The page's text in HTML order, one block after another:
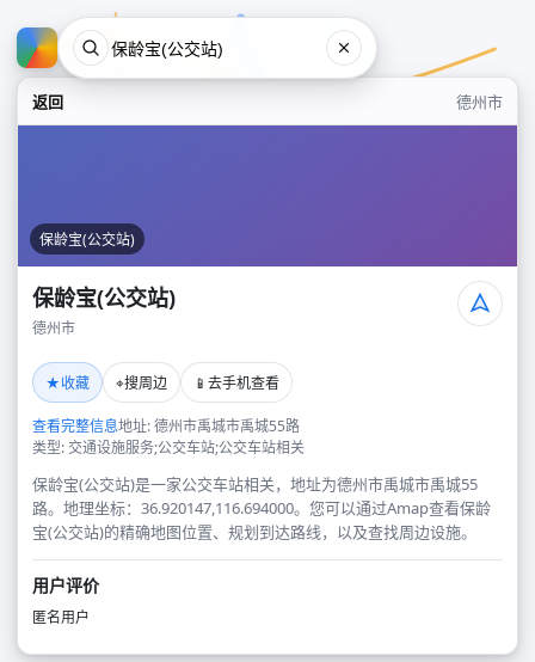
返回 德州市
保龄宝(公交站)
保龄宝(公交站)
德州市
★收藏 ⌖搜周边 📱 去手机查看
查看完整信息地址: 德州市禹城市禹城55路
类型: 交通设施服务;公交车站;公交车站相关
保龄宝(公交站)是一家公交车站相关，地址为德州市禹城市禹城55
路。地理坐标：36.920147,116.694000。您可以通过Amap查看保龄
宝(公交站)的精确地图位置、规划到达路线，以及查找周边设施。
用户评价
匿名用户